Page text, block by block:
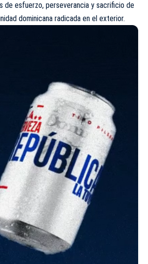
de esfuerzo, perseverancia y sacrificio de
dominicana radicada en el exterior.